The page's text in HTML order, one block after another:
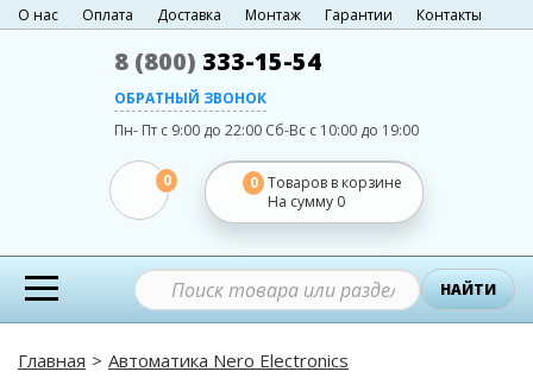
О нас Оплата Доставка Монтаж Гарантии Контакты
8 (800) 333-15-54
ОБРАТНЫЙ ЗВОНОК
Пн- Пт с 9:00 до 22:00 Сб-Вс с 10:00 до 19:00
0 0 Товаров в корзине
На сумму 0
НАЙТИ
Главная
Автоматика Nero Electronics